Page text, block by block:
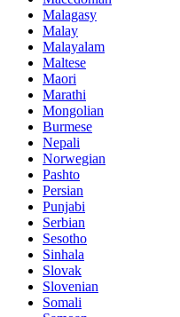
Malagasy
Malay
Malayalam
Maltese
Maori
Marathi
Mongolian
Burmese
Nepali
Norwegian
Pashto
Persian
Punjabi
Serbian
Sesotho
Sinhala
Slovak
Slovenian
Somali